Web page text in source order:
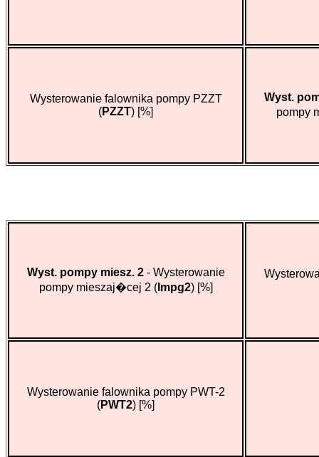
Wysterowanie falownika pompy PZZT
(PZZT) [%]
Wyst.
pompy
Wyst. pompy miesz. 2- Wysterowanie
pompy mieszaj�cej 2 (Impg2)[%]
Wysterowanie falownika pompy PWT-2
(PWT2) [%]